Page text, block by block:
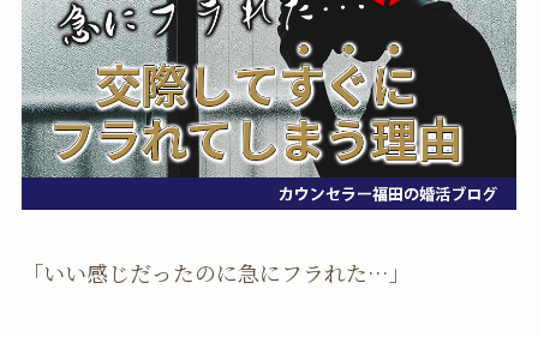
「いい感じだったのに急にフラれた…」